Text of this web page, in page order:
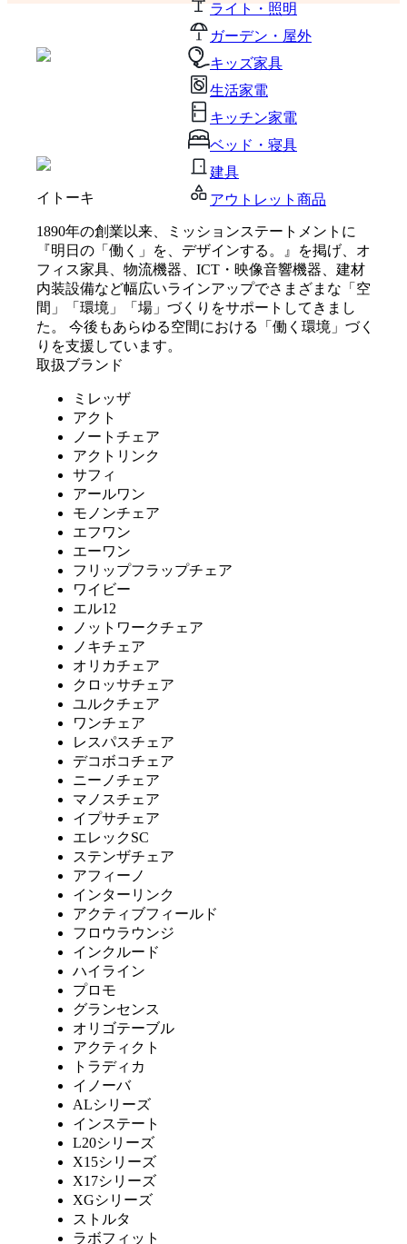
ライト・照明
ガーデン・屋外
キッズ家具
生活家電
キッチン家電
ベッド・寝具
建具
アウトレット商品
イトーキ
1890年の創業以来、ミッションステートメントに
『明日の「働く」を、デザインする。』を掲げ、オ
フィス家具、物流機器、ICT・映像音響機器、建材
内装設備など幅広いラインアップでさまざまな「空
間」「環境」「場」づくりをサポートしてきまし
た。 今後もあらゆる空間における「働く環境」づく
りを支援しています。
取扱ブランド
ミレッザ
アクト
ノートチェア
アクトリンク
サフィ
アールワン
モノンチェア
エフワン
エーワン
フリップフラップチェア
ワイビー
エル12
ノットワークチェア
ノキチェア
オリカチェア
クロッサチェア
ユルクチェア
ワンチェア
レスパスチェア
デコボコチェア
ニーノチェア
マノスチェア
イプサチェア
エレックSC
ステンザチェア
アフィーノ
インターリンク
アクティブフィールド
フロウラウンジ
インクルード
ハイライン
プロモ
グランセンス
オリゴテーブル
アクティクト
トラディカ
イノーバ
ALシリーズ
インステート
L20シリーズ
X15シリーズ
X17シリーズ
XGシリーズ
ストルタ
ラボフィット